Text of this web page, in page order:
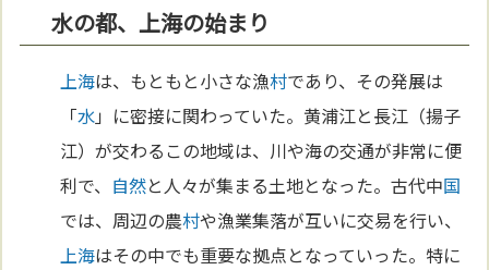
水の都、上海の始まり
上海は、もともと小さな漁村であり、その発展は
「水」に密接に関わっていた。黄浦江と長江（揚子
江）が交わるこの地域は、川や海の交通が非常に便
利で、 自然と人々が集まる土地となった。古代中国
では、周辺の農村や漁業集落が互いに交易を行い、
上海はその中でも重要な拠点となっていった。特に